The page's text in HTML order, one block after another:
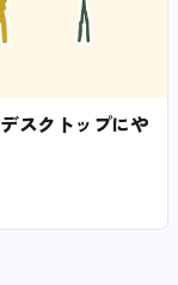
スクトップにや